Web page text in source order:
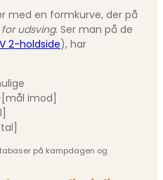
med en formkurve, der på
udsving. Ser man på de
2-holdside), har
imod]
på kampdagen og